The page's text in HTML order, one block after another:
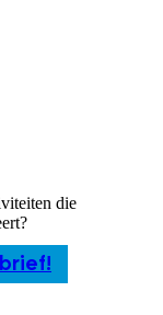
die